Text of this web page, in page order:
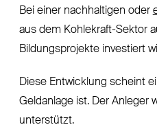
Bei einer nachhaltigen oder
aus dem Kohlekraft-Sektor
Bildungsprojekte investiert
Diese Entwicklung scheint
Geldanlage ist. Der Anleger
unterstützt.